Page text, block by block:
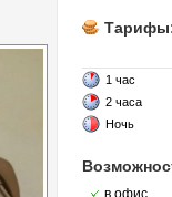
1 час
2 часа
Ночь
в офис